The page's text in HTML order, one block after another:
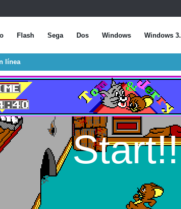
Flash Sega Dos Windows Windows
línea
Start!!